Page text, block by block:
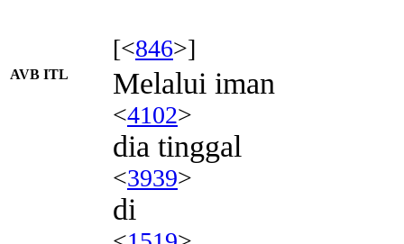
[<846>]
AVB ITL Melalui iman
<4102>
dia tinggal
<3939>
di